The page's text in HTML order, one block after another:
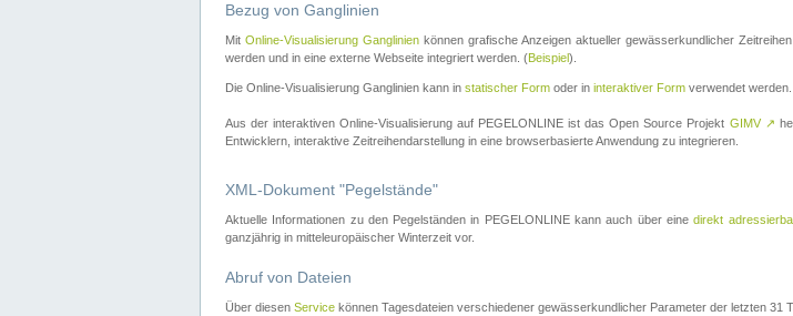
Bezug von Ganglinien
MitOnline-Visualisierung Ganglinien können grafische Anzeigen aktueller gewässerkundlicher
werden und in eine externe Webseite integriert werden. (Beispiel).
Die Online-Visualisierung Ganglinien kann in statischer Form oder in interaktiver Form verwendet werden.
Aus der interaktiven Online-Visualisierung auf PEGELONLINE ist das Open Source Projekt GIMV ↗
Entwicklern, interaktive Zeitreihendarstellung in eine browserbasierte Anwendung zu integrieren.
XML-Dokument "Pegelstände"
Aktuelle Informationen zu den Pegelständen in PEGELONLINE kann auch über einedirekt
ganzjährig in mitteleuropäischer Winterzeit vor.
Abruf von Dateien
Über diesen Service können Tagesdateien verschiedener gewässerkundlicher Parameter der letzten 31